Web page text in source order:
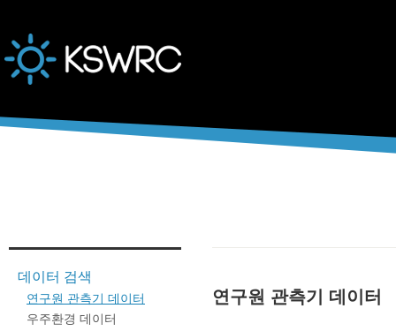
데이터 검색
연구원 관측기 데이터
우주환경 데이터
연구원 관측기 데이터